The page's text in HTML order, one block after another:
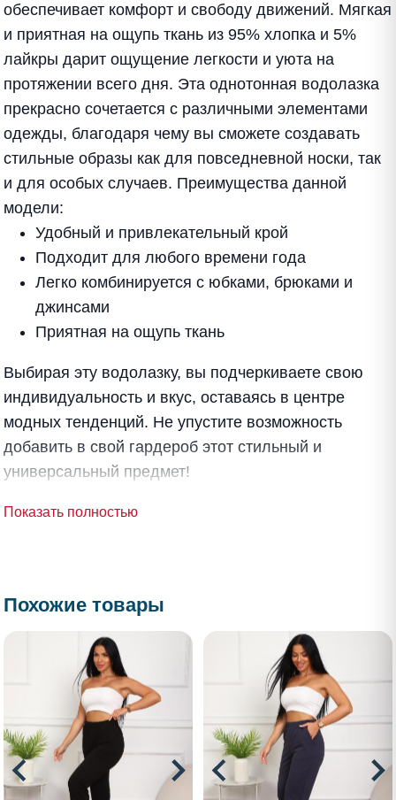
обеспечивает комфорт и свободу движений. Мягкая
и приятная на ощупь ткань из 95% хлопка и 5%
лайкры дарит ощущение легкости и уюта на
протяжении всего дня. Эта однотонная водолазка
прекрасно сочетается с различными элементами
одежды, благодаря чему вы сможете создавать
стильные образы как для повседневной носки, так
и для особых случаев. Преимущества данной
модели:
Удобный и привлекательный крой
Подходит для любого времени года
Легко комбинируется с юбками, брюками и
джинсами
Приятная на ощупь ткань
Выбирая эту водолазку, вы подчеркиваете свою
индивидуальность и вкус, оставаясь в центре
модных тенденций. Не упустите возможность
добавить в свой гардероб этот стильный и
универсальный предмет!
Показать полностью
Похожие товары